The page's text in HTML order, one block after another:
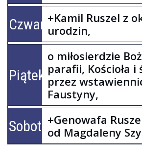
Czwartek+Kamil Ruszel z
urodzin,
Piątek
o miłosierdzie
parafii, Kościoła i
przez
Faustyny,
Sobota+Genowafa
od Magdaleny